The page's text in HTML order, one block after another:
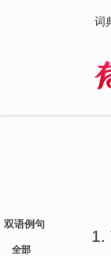
词
双语例句
全部